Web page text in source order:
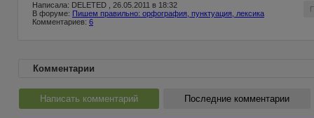
Написала: DELETED , 26.05.2011 в 18:32
В форуме: Пишем правильно: орфография, пунктуация, лексика
Комментариев: 6
Комментарии
Написать комментарий Последние комментарии